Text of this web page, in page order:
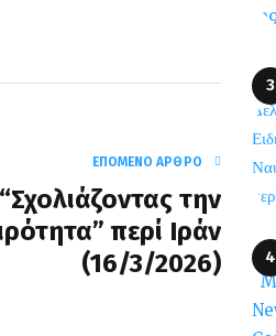
ΕΠΌΜΕΝΟ ΆΡΘΡΟ
την
περί Ιράν
(16/3/2026)